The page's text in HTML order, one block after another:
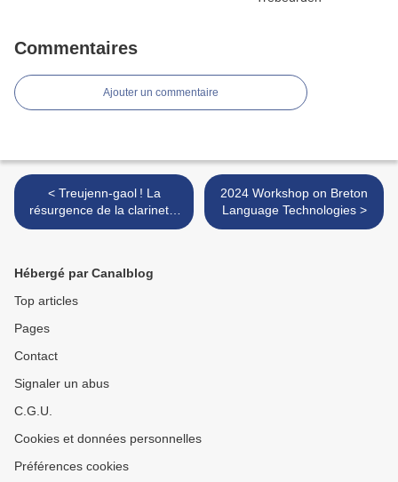
Commentaires
Ajouter un commentaire
< Treujenn-gaol ! La
résurgence de la clarinette
bretonne ?
2024 Workshop on Breton
Language Technologies >
Hébergé par Canalblog
Top articles
Pages
Contact
Signaler un abus
C.G.U.
Cookies et données personnelles
Préférences cookies